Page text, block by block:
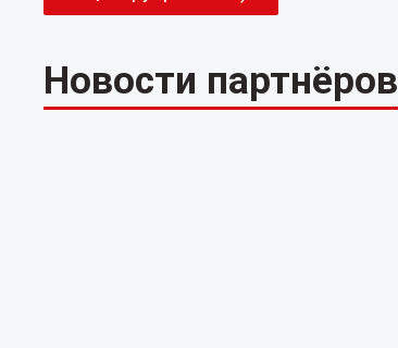
Новости партнёров